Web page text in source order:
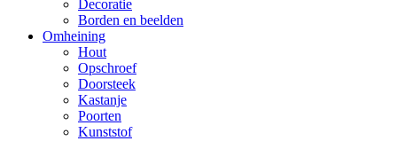
Decoratie
Borden en beelden
Omheining
Hout
Opschroef
Doorsteek
Kastanje
Poorten
Kunststof